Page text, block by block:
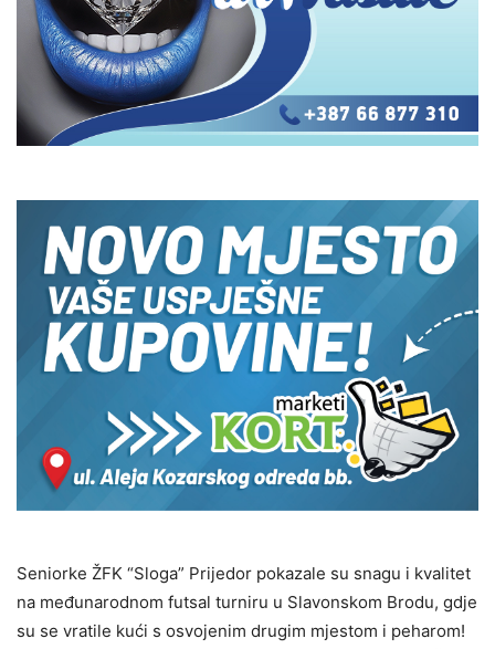
Seniorke ŽFK “Sloga” Prijedor pokazale su snagu i kvalitet
na međunarodnom futsal turniru u Slavonskom Brodu, gdje
su se vratile kući s osvojenim drugim mjestom i peharom!